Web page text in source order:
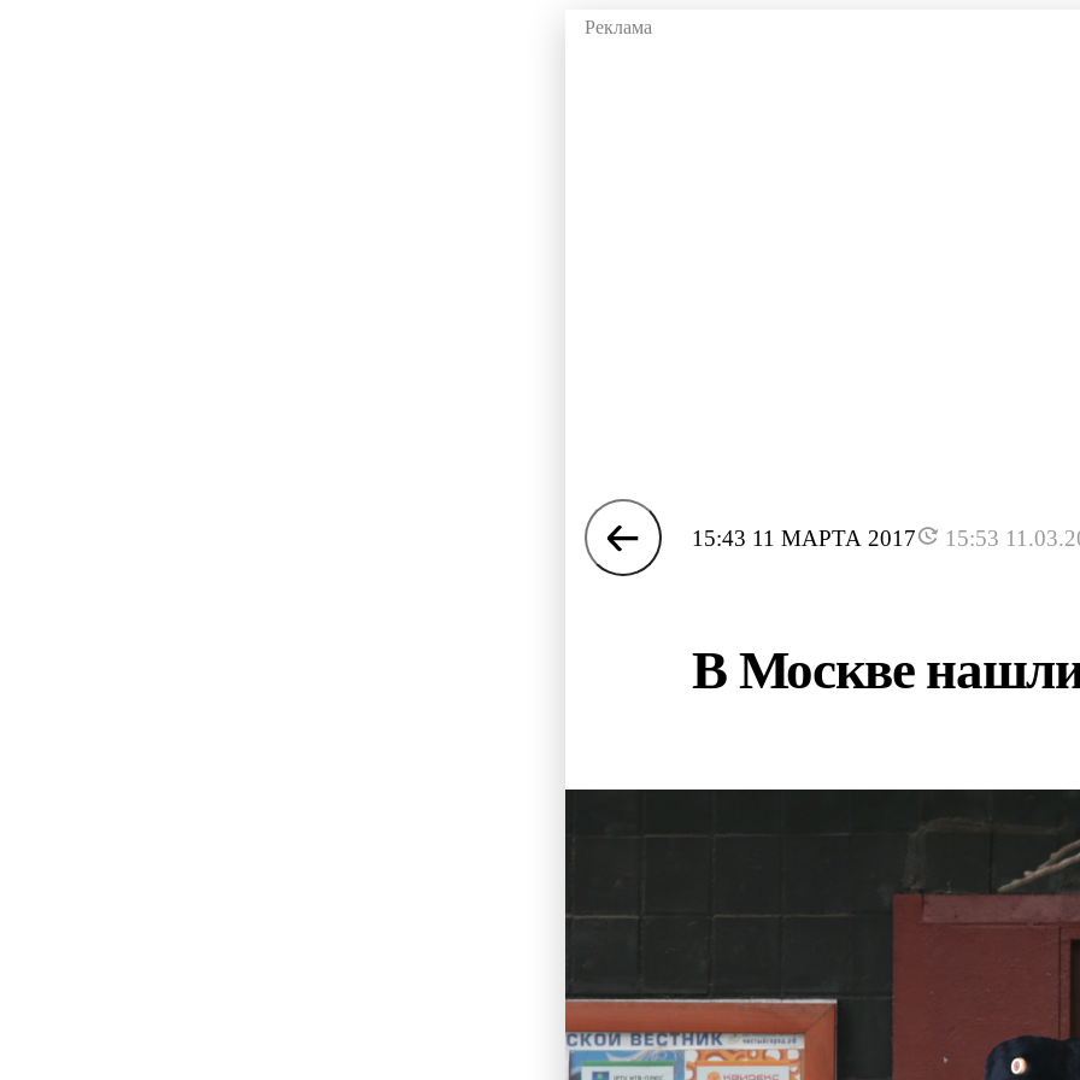
15:43 11 МАРТА 2017 15:53
В Москве